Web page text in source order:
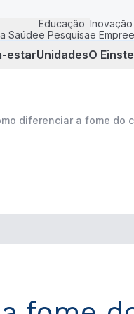
Saúde
Educação
e Pesquisa
Inovação
e
estarUnidadesO
diferenciar a fome do